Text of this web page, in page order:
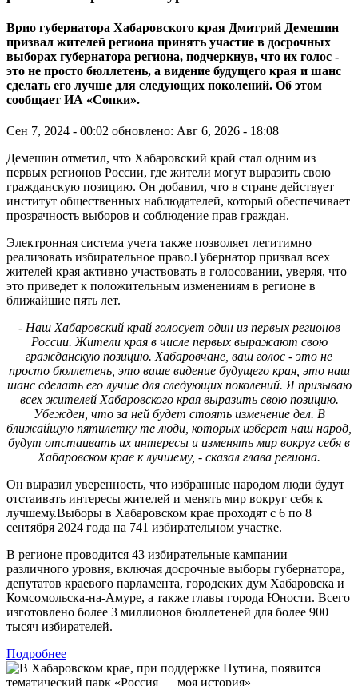
Врио губернатора Хабаровского края Дмитрий Демешин
призвал жителей региона принять участие в досрочных
выборах губернатора региона, подчеркнув, что их голос -
это не просто бюллетень, а видение будущего края и шанс
сделать его лучше для следующих поколений. Об этом
сообщает ИА «Сопки».
Сен 7, 2024 - 00:02 обновлено: Авг 6, 2026 - 18:08
Демешин отметил, что Хабаровский край стал одним из
первых регионов России, где жители могут выразить свою
гражданскую позицию. Он добавил, что в стране действует
институт общественных наблюдателей, который обеспечивает
прозрачность выборов и соблюдение прав граждан.
Электронная система учета также позволяет легитимно
реализовать избирательное право.Губернатор призвал всех
жителей края активно участвовать в голосовании, уверяя, что
это приведет к положительным изменениям в регионе в
ближайшие пять лет.
- Наш Хабаровский край голосует один из первых регионов
России. Жители края в числе первых выражают свою
гражданскую позицию. Хабаровчане, ваш голос - это не
просто бюллетень, это ваше видение будущего края, это наш
шанс сделать его лучше для следующих поколений. Я призываю
всех жителей Хабаровского края выразить свою позицию.
Убежден, что за ней будет стоять изменение дел. В
ближайшую пятилетку те люди, которых изберет наш народ,
будут отстаивать их интересы и изменять мир вокруг себя в
Хабаровском крае к лучшему, - сказал глава региона.
Он выразил уверенность, что избранные народом люди будут
отстаивать интересы жителей и менять мир вокруг себя к
лучшему.Выборы в Хабаровском крае проходят с 6 по 8
сентября 2024 года на 741 избирательном участке.
В регионе проводится 43 избирательные кампании
различного уровня, включая досрочные выборы губернатора,
депутатов краевого парламента, городских дум Хабаровска и
Комсомольска-на-Амуре, а также главы города Юности. Всего
изготовлено более 3 миллионов бюллетеней для более 900
тысяч избирателей.
Подробнее